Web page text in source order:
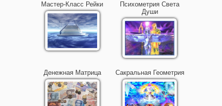
Мастер-Класс Рейки
Психометрия Света
Души
Денежная Матрица Сакральная Геометрия